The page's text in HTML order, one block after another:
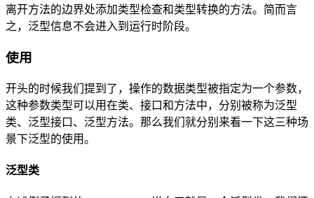
离开方法的边界处添加类型检查和类型转换的方法。简而言
之，泛型信息不会进入到运行时阶段。
使用
开头的时候我们提到了，操作的数据类型被指定为一个参数，
这种参数类型可以用在类、接口和方法中，分别被称为泛型
类、泛型接口、泛型方法。那么我们就分别来看一下这三种场
景下泛型的使用。
泛型类